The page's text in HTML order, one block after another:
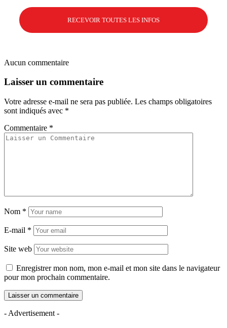
Aucun commentaire
Laisser un commentaire
Votre adresse e-mail ne sera pas publiée. Les champs obligatoires
sont indiqués avec *
Commentaire *
Nom *
E-mail *
Site web
Enregistrer mon nom, mon e-mail et mon site dans le navigateur
pour mon prochain commentaire.
- Advertisement -